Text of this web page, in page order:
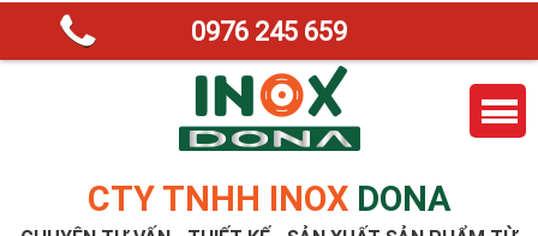
CTY TNHH INOX DONA
0976 245 659